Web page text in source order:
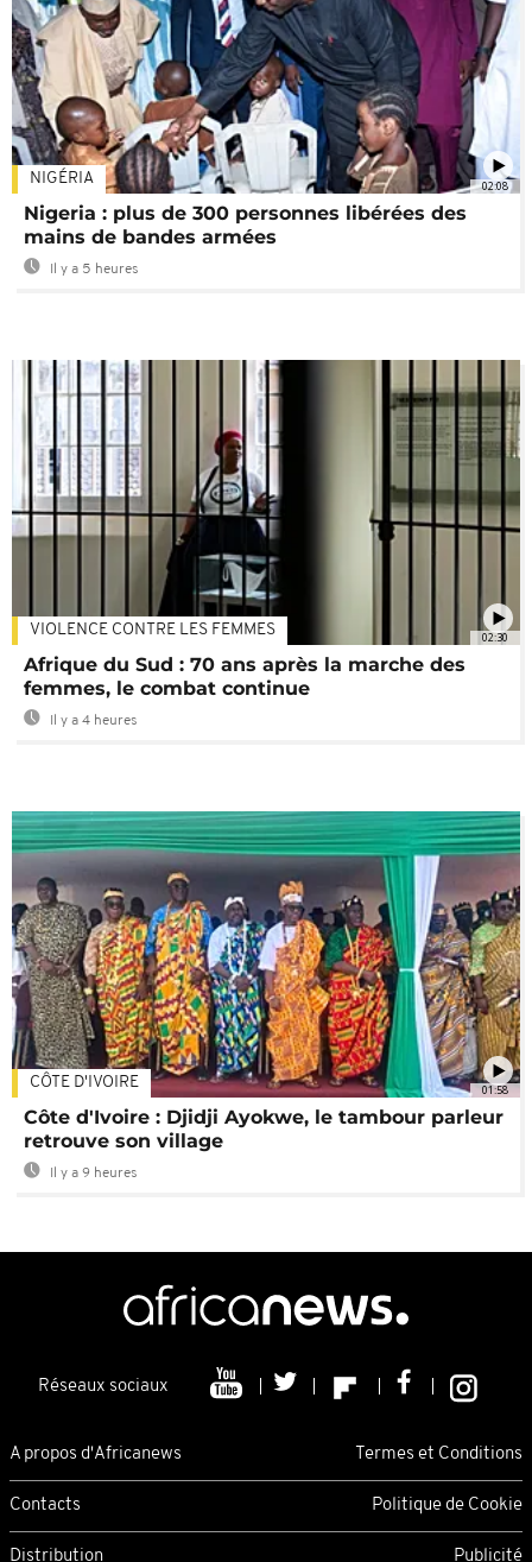
02:08
NIGÉRIA
Nigeria : plus de 300 personnes libérées des
mains de bandes armées
Il y a 5 heures
02:30
VIOLENCE CONTRE LES FEMMES
Afrique du Sud : 70 ans après la marche des
femmes, le combat continue
Il y a 4 heures
01:58
CÔTE D'IVOIRE
Côte d'Ivoire : Djidji Ayokwe, le tambour parleur
retrouve son village
Il y a 9 heures
Réseaux sociaux
A propos d'Africanews Termes et Conditions
Contacts Politique de Cookie
Distribution Publicité